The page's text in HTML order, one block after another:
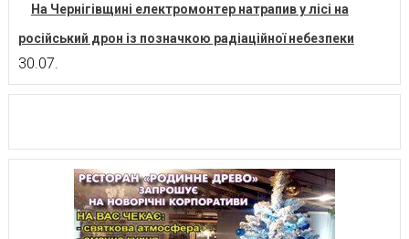
На Чернігівщині електромонтер натрапив у лісі на
російський дрон із позначкою радіаційної небезпеки
30.07.